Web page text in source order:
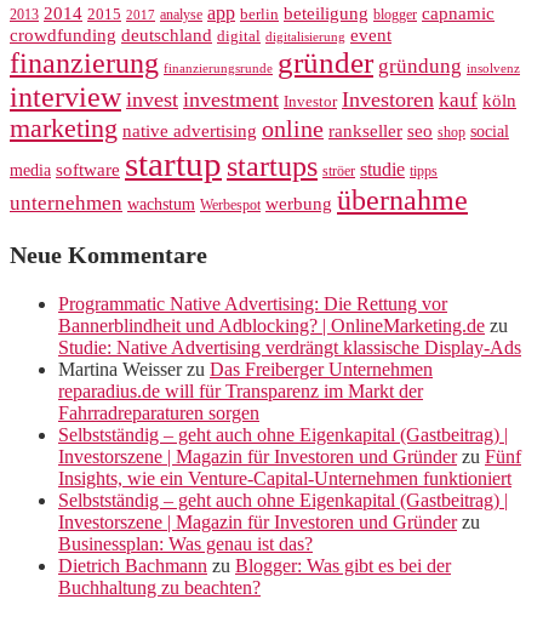
2013 2014 2015 2017 analyse app berlin beteiligung blogger capnamic
crowdfunding deutschland digital digitalisierung event
finanzierung finanzierungsrunde gründer gründung insolvenz
interview invest investment Investor Investoren kauf köln
marketing native advertising online rankseller seo shop social
media software startup startups ströer studie tipps
unternehmen wachstum Werbespot werbung übernahme
Neue Kommentare
Programmatic Native Advertising: Die Rettung vor
Bannerblindheit und Adblocking? | OnlineMarketing.de zu
Studie: Native Advertising verdrängt klassische Display-Ads
Martina Weisserzu Das Freiberger Unternehmen
reparadius.de will für Transparenz im Markt der
Fahrradreparaturen sorgen
Selbstständig – geht auch ohne Eigenkapital (Gastbeitrag) |
Investorszene | Magazin für Investoren und Gründerzu Fünf
Insights, wie ein Venture-Capital-Unternehmen funktioniert
Selbstständig – geht auch ohne Eigenkapital (Gastbeitrag) |
Investorszene | Magazin für Investoren und Gründerzu
Businessplan: Was genau ist das?
Dietrich Bachmann zu Blogger: Was gibt es bei der
Buchhaltung zu beachten?